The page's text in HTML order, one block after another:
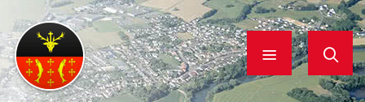
contenu
principal